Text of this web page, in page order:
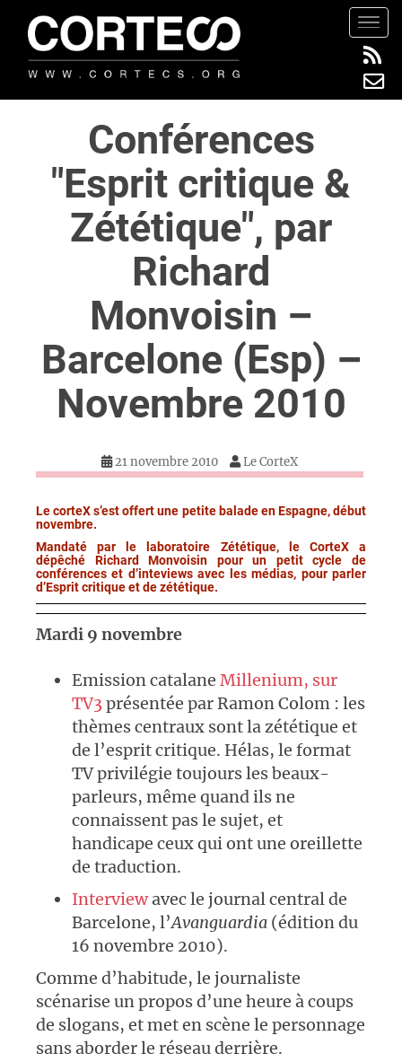
t
Conférences
"Esprit critique &
Zététique", par
Richard
Monvoisin –
Barcelone (Esp) –
Novembre 2010
21 novembre 2010 Le CorteX
Le corteX s’est offert une petite balade en Espagne, début
novembre.
Mandaté par le laboratoire Zététique, le CorteX a
dépêché Richard Monvoisin pour un petit cycle de
conférences et d’inteviews avec les médias, pour parler
d’Esprit critique et de zététique.
Mardi 9 novembre
Emission catalane Millenium, sur
TV3 présentée par Ramon Colom : les
thèmes centraux sont la zététique et
de l’esprit critique. Hélas, le format
TV privilégie toujours les beaux-
parleurs, même quand ils ne
connaissent pas le sujet, et
handicape ceux qui ont une oreillette
de traduction.
Interviewavec le journal central de
Barcelone, l’Avanguardia (édition du
16 novembre 2010).
Comme d’habitude, le journaliste
scénarise un propos d’une heure à coups
de slogans, et met en scène le personnage
sans aborder le réseau derrière.